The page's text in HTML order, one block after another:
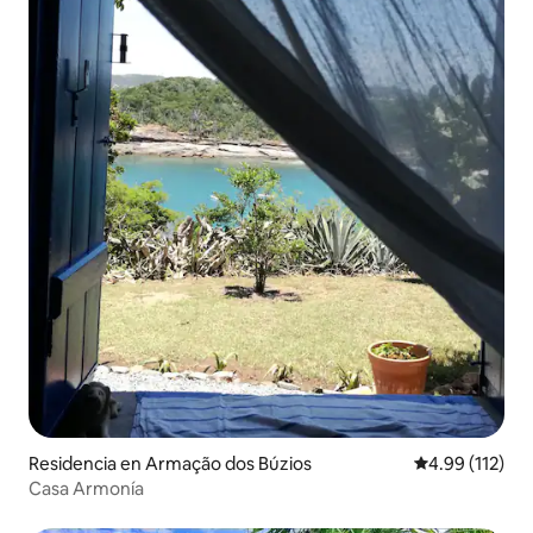
Residencia en Armação dos Búzios Calificación
4.99 (112)
Casa Armonía